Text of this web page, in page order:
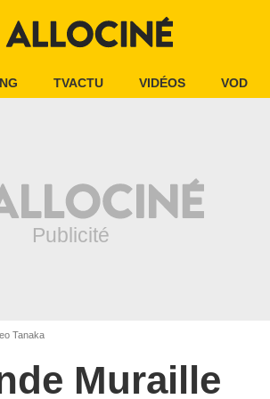
TVACTU VIDÉOS VOD
Tanaka
Muraille